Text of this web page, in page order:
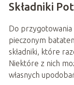
Składniki
Do przygotowania
pieczonym
składniki, które
Niektóre z nich
własnych